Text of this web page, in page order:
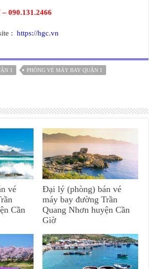
– 090.131.2466
: https://hgc.vn
1
PHÒNG VÉ MÁY BAY QUẬN 1
vé
Cần
Đại lý (phòng) bán vé
máy bay đường Trần
Quang Nhơn huyện Cần
Giờ